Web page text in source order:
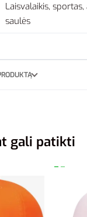
Laisvalaikis,
saulės
gali patikti